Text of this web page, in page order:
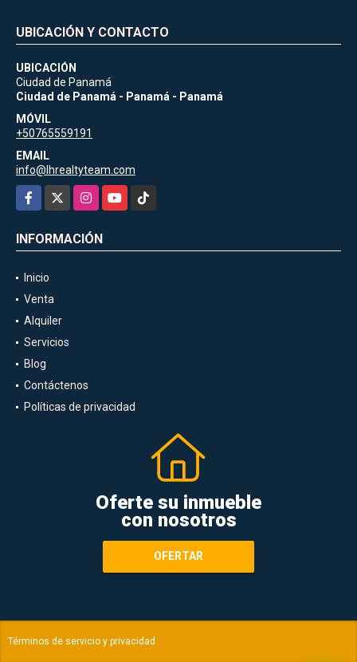
UBICACIÓN Y CONTACTO
UBICACIÓN
Ciudad de Panamá
Ciudad de Panamá - Panamá - Panamá
MÓVIL
+50765559191
EMAIL
info@lhrealtyteam.com
Facebook
InstagramYouTubeTikTok
INFORMACIÓN
Inicio
Venta
Alquiler
Servicios
Blog
Contáctenos
Políticas de privacidad
Oferte su inmueble
con nosotros
OFERTAR
Términos de servicio y privacidad